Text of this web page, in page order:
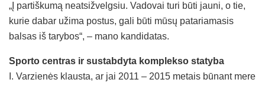
„Į partiškumą neatsižvelgsiu. Vadovai turi būti jauni, o tie,
kurie dabar užima postus, gali būti mūsų patariamasis
balsas iš tarybos“, – mano kandidatas.
Sporto centras ir sustabdyta komplekso statyba
I. Varzienės klausta, ar jai 2011 – 2015 metais būnant mere